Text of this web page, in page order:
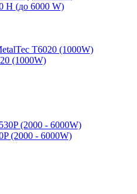
H (до 6000 W)
(1000W)
(2000 - 6000W)